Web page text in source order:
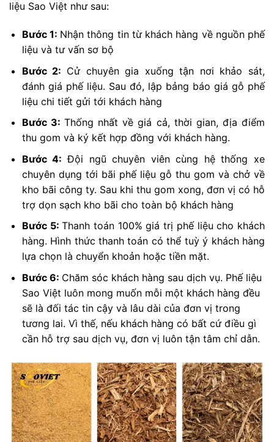
liệu Sao Việt như sau:
Bước 1: Nhận thông tin từ khách hàng về nguồn phế
liệu và tư vấn sơ bộ
Bước 2: Cử chuyên gia xuống tận nơi khảo sát,
đánh giá phế liệu. Sau đó, lập bảng báo giá gỗ phế
liệu chi tiết gửi tới khách hàng
Bước 3:Thống nhất về giá cả, thời gian, địa điểm
thu gom và ký kết hợp đồng với khách hàng.
Bước 4:Đội ngũ chuyên viên cùng hệ thống xe
chuyên dụng tới bãi phế liệu gỗ thu gom và chở về
kho bãi công ty. Sau khi thu gom xong, đơn vị có hỗ
trợ dọn sạch kho bãi cho toàn bộ khách hàng
Bước 5:Thanh toán 100% giá trị phế liệu cho khách
hàng. Hình thức thanh toán có thể tuỳ ý khách hàng
lựa chọn là chuyển khoản hoặc tiền mặt.
Bước 6: Chăm sóc khách hàng sau dịch vụ. Phế liệu
Sao Việt luôn mong muốn mỗi một khách hàng đều
sẽ là đối tác tin cậy và lâu dài của đơn vị trong
tương lai. Vì thế, nếu khách hàng có bất cứ điều gì
cần hỗ trợ sau dịch vụ, đơn vị luôn tận tâm chỉ dẫn.